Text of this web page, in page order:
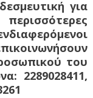
για
του
2289028411,